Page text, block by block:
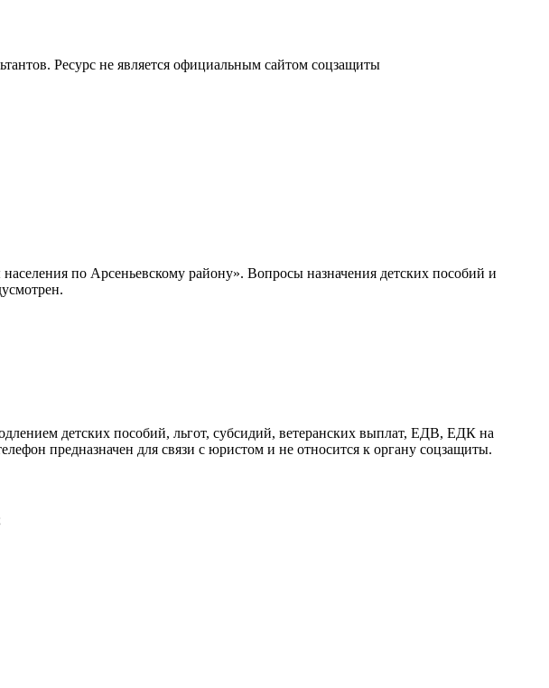
Ресурс не является официальным сайтом соцзащиты
по Арсеньевскому району». Вопросы назначения детских пособий и
детских пособий, льгот, субсидий, ветеранских выплат, ЕДВ, ЕДК на
предназначен для связи с юристом и не относится к органу соцзащиты.